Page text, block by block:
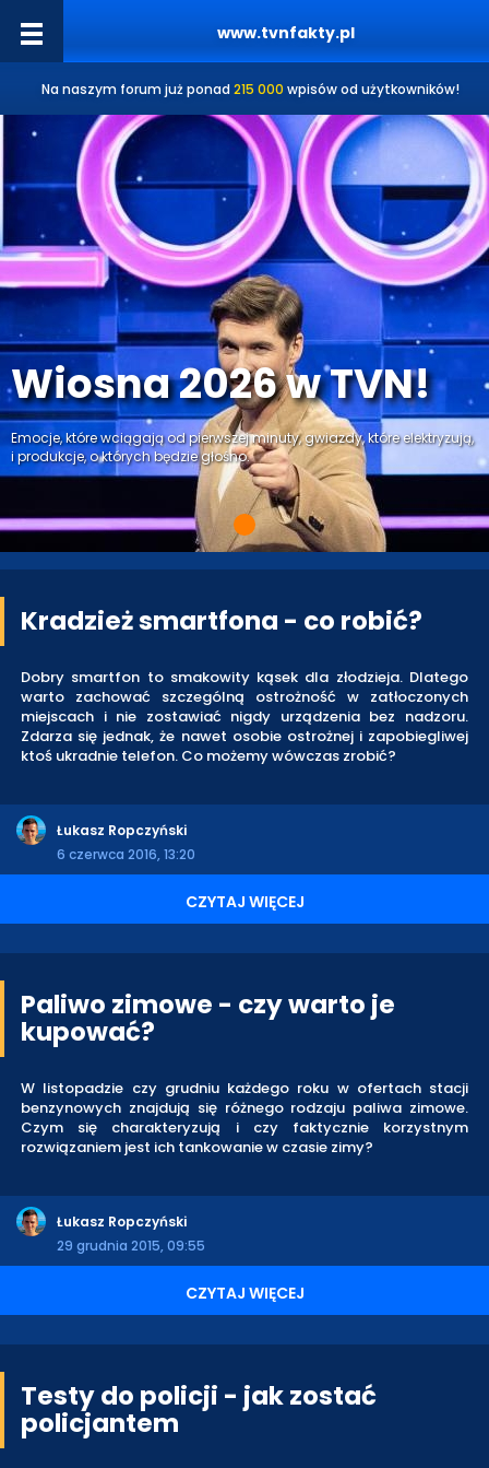
www.tvnfakty.pl
Na naszym forum już ponad 215 000 wpisów od użytkowników!
Wiosna 2026 w TVN!
Emocje, które wciągają od pierwszej minuty, gwiazdy, które elektryzują,
i produkcje, o których będzie głośno.
Kradzież smartfona - co robić?
Dobry smartfon to smakowity kąsek dla złodzieja. Dlatego
warto zachować szczególną ostrożność w zatłoczonych
miejscach i nie zostawiać nigdy urządzenia bez nadzoru.
Zdarza się jednak, że nawet osobie ostrożnej i zapobiegliwej
ktoś ukradnie telefon. Co możemy wówczas zrobić?
Łukasz Ropczyński
6 czerwca 2016, 13:20
CZYTAJ WIĘCEJ
Paliwo zimowe - czy warto je
kupować?
W listopadzie czy grudniu każdego roku w ofertach stacji
benzynowych znajdują się różnego rodzaju paliwa zimowe.
Czym się charakteryzują i czy faktycznie korzystnym
rozwiązaniem jest ich tankowanie w czasie zimy?
Łukasz Ropczyński
29 grudnia 2015, 09:55
CZYTAJ WIĘCEJ
Testy do policji - jak zostać
policjantem